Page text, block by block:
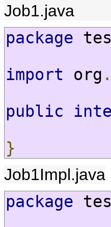
Job1.java
package
import org .
public
}
Job1Impl.java
package